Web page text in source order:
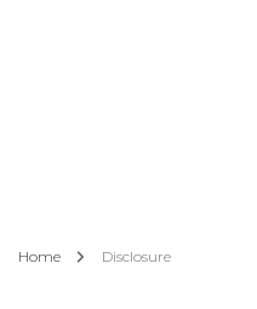
Home Disclosure